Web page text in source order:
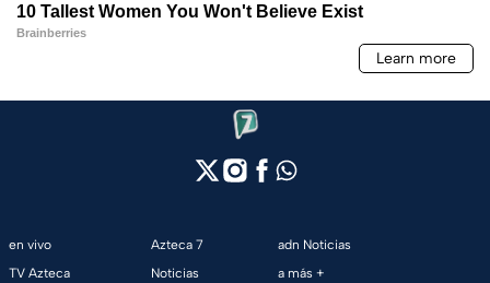
en vivo
TV Azteca
Azteca 7
Noticias
adn Noticias
a más +